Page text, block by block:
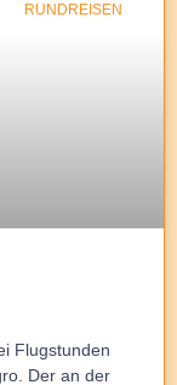
RUNDREISEN
Flugstunden
Der an der